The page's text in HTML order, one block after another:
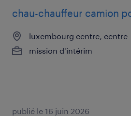
chau-chauffeur camion
luxembourg centre, centre
mission d'intérim
publié le 16 juin 2026